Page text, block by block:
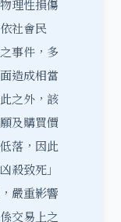
理性損傷
社會民
事件，多
造成相當
之外，該
及購買價
落，因此
殺致死」
嚴重影響
交易上之